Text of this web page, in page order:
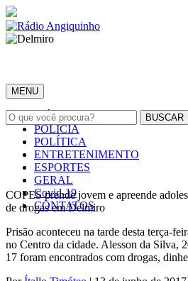
MENU
INÍCIO
POLÍCIA
POLÍTICA
ENTRETENIMENTO
ESPORTES
GERAL
Covid-19
CONTATOS
COPES prende jovem e apreende
de drogas em Delmiro
Prisão aconteceu na tarde desta terça-
no Centro da cidade. Alesson da Silva,
17 foram encontrados com drogas,